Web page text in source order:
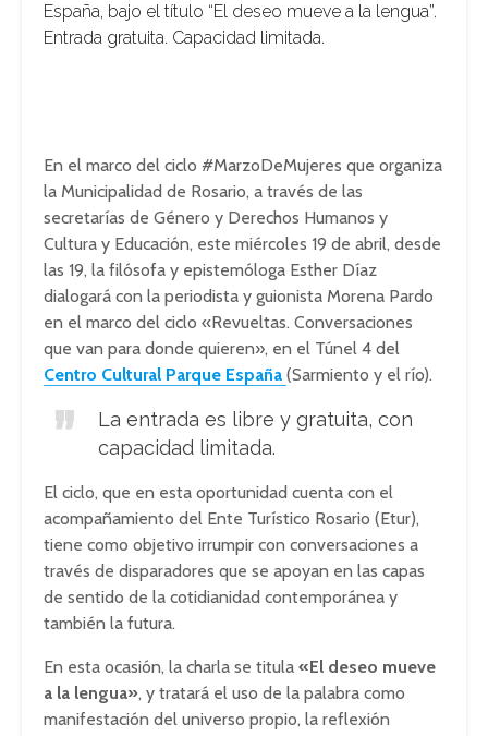
España, bajo el título “El deseo mueve a la lengua”.
Entrada gratuita. Capacidad limitada.
En el marco del ciclo #MarzoDeMujeres que organiza
la Municipalidad de Rosario, a través de las
secretarías de Género y Derechos Humanos y
Cultura y Educación, este miércoles 19 de abril, desde
las 19, la filósofa y epistemóloga Esther Díaz
dialogará con la periodista y guionista Morena Pardo
en el marco del ciclo «Revueltas. Conversaciones
que van para donde quieren», en el Túnel 4 del
Centro Cultural Parque España (Sarmiento y el río).
La entrada es libre y gratuita, con
capacidad limitada.
El ciclo, que en esta oportunidad cuenta con el
acompañamiento del Ente Turístico Rosario (Etur),
tiene como objetivo irrumpir con conversaciones a
través de disparadores que se apoyan en las capas
de sentido de la cotidianidad contemporánea y
también la futura.
En esta ocasión, la charla se titula «El deseo mueve
a la lengua», y tratará el uso de la palabra como
manifestación del universo propio, la reflexión